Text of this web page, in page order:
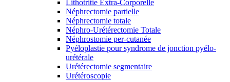
Lithotritie Extra-Corporelle
Néphrectomie partielle
Néphrectomie totale
Néphro-Urétérectomie Totale
Néphrostomie per-cutanée
Pyéloplastie pour syndrome de jonction pyélo-
urétérale
Urétérectomie segmentaire
Urétéroscopie